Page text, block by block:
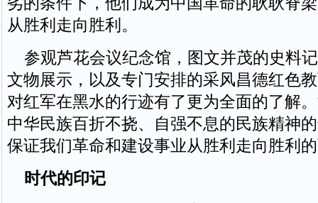
从胜利走向胜利。
参观芦花会议纪念馆，图文并茂的史料
文物展示，以及专门安排的采风昌德红色
对红军在黑水的行迹有了更为全面的了解
中华民族百折不挠、自强不息的民族精神
保证我们革命和建设事业从胜利走向胜利
时代的印记